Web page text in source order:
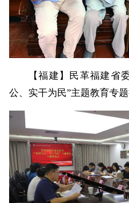
【福建】民革福建省
公、实干为民”主题教育专